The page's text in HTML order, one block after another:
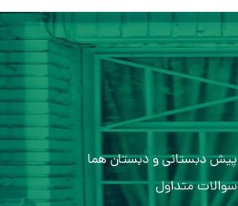
پیش دبستانی و دبستان هما
سوالات متداول